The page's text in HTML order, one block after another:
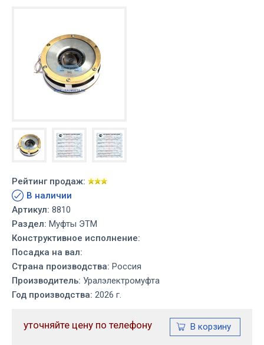
Рейтинг продаж:
В наличии
Артикул: 8810
Раздел: Муфты ЭТМ
Конструктивное исполнение:
Посадка на вал:
Страна производства: Россия
Производитель: Уралэлектромуфта
Год производства: 2026 г.
уточняйте цену по телефону